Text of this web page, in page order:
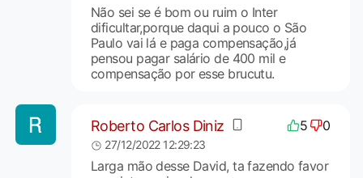
Não sei se é bom ou ruim o Inter
dificultar,porque daqui a pouco o São
Paulo vai lá e paga compensação,já
pensou pagar salário de 400 mil e
compensação por esse brucutu.
Roberto Carlos Diniz 5 0
27/12/2022 12:29:23
Larga mão desse David, ta fazendo favor